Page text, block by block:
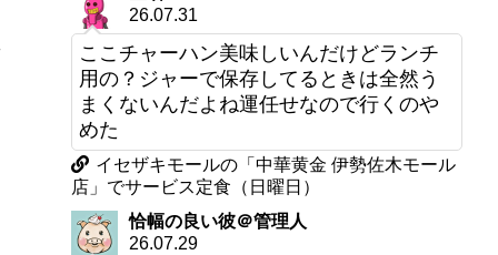
26.07.31
ここチャーハン美味しいんだけどランチ
用の？ジャーで保存してるときは全然う
まくないんだよね運任せなので行くのや
めた
イセザキモールの「中華黄金 伊勢佐木モール
店」でサービス定食（日曜日）
恰幅の良い彼＠管理人
26.07.29